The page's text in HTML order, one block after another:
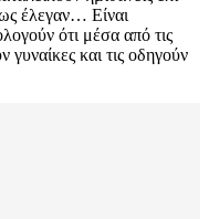
έλεγαν… Είναι
ότι μέσα από τις
και τις οδηγούν